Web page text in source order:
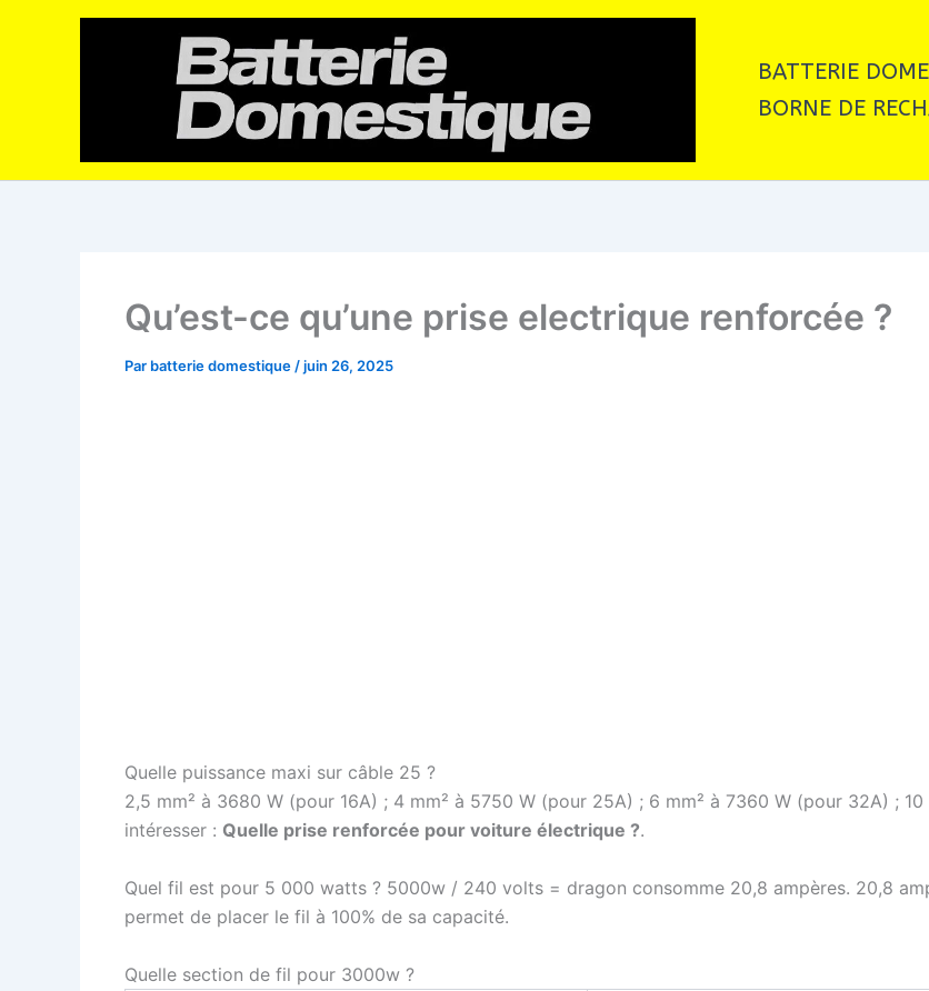
BATTERIE
BORNE DE
Qu’est-ce qu’une prise electrique renforcée ?
Par batterie domestique/juin 26, 2025
Quelle puissance maxi sur câble 25 ?
2,5 mm² à 3680 W (pour 16A) ; 4 mm² à 5750 W (pour 25A) ; 6 mm² à 7360 W (pour 32A) ;
intéresser : Quelle prise renforcée pour voiture électrique ?.
Quel fil est pour 5 000 watts ? 5000w / 240 volts = dragon consomme 20,8 ampères. 20,8
permet de placer le fil à 100% de sa capacité.
Quelle section de fil pour 3000w ?